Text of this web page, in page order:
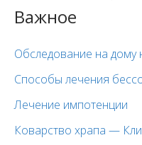
Важное
Обследование на дому
Способы лечения
Лечение импотенции
Коварство храпа —